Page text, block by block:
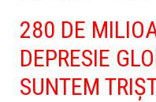
280 DE
DEPRESIE
SUNTEM